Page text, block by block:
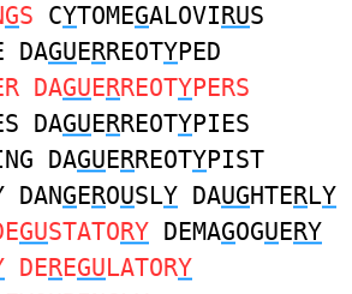
GS CYTOMEGALOVIRUS
DAGUERREOTYPED
DAGUERREOTYPERS
DAGUERREOTYPIES
DAGUERREOTYPIST
DANGEROUSLY DAUGHTERLY
GUSTATORY DEMAGOGUERY
DEREGULATORY